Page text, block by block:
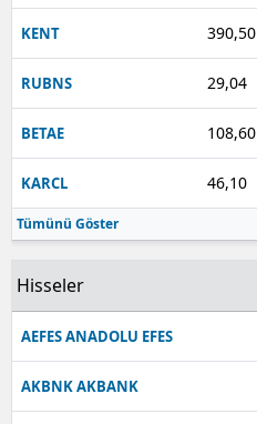
KENT 390,50
RUBNS 29,04
BETAE 108,60
KARCL 46,10
Tümünü Göster
Hisseler
AEFES ANADOLU EFES
AKBNK AKBANK